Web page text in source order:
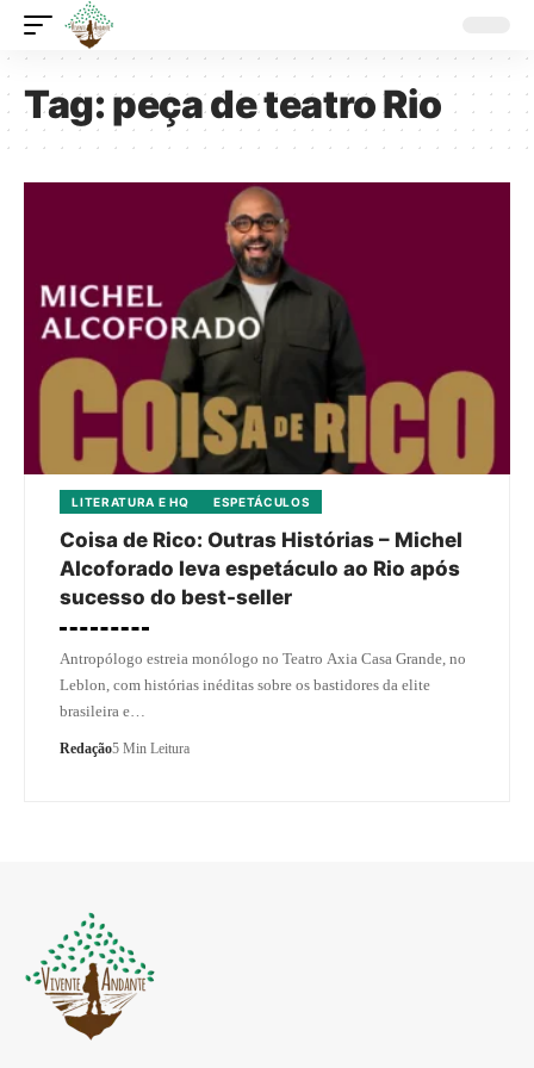
Tag:peça de teatro Rio
LITERATURA E HQ ESPETÁCULOS
Coisa de Rico: Outras Histórias – Michel
Alcoforado leva espetáculo ao Rio após
sucesso do best-seller
Antropólogo estreia monólogo no Teatro Axia Casa Grande, no
Leblon, com histórias inéditas sobre os bastidores da elite
brasileira e…
Redação5 Min Leitura